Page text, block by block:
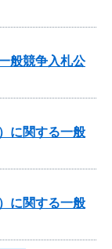
般競争入札公
に関する一般
に関する一般